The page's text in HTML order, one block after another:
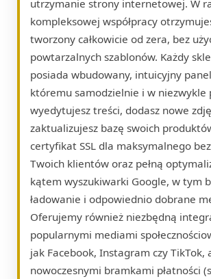
utrzymanie strony internetowej. W
kompleksowej współpracy
tworzony całkowicie od zera, bez
powtarzalnych szablonów. Każdy
posiada wbudowany, intuicyjny
któremu samodzielnie i w niezwykle
wyedytujesz treści, dodasz nowe
zaktualizujesz bazę swoich
certyfikat SSL dla maksymalnego
Twoich klientów oraz pełną
kątem wyszukiwarki Google, w tym
ładowanie i odpowiednio dobrane
Oferujemy również niezbędną
popularnymi mediami
jak Facebook, Instagram czy TikTok,
nowoczesnymi bramkami płatności